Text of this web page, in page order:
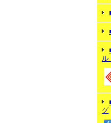
ル
グ